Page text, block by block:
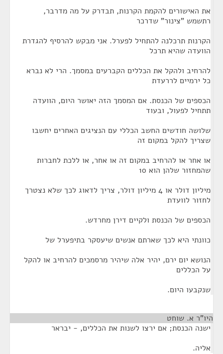
את האישורים להקמת הקרנות, תבדרק על מה מדרבר,
רתשמש "צינור" שדרכר
הקרנות תרכלנה להתחיל לפערל. אני מבקש להרסיף להגדרת
הוועדה שהיא תרכל
להרחיב ולהקל את הכללים הקברעים במסמך. הרי לא נברא
כל ירמיים לררעדת
הכספים של הכנסת. אם המסמך הזה יאושר היום, הוועדה
תתחיל לפעול, ובעוד
שלושה חודשים החשב הכללי עם הנציגים האחרים יחשבו
שצריך להקל במקום זה
או אחר או להרחיב במקום זה או אחר, או ללכת לחברות
שהמחזור שלהן הוא 10
מיליון דולר או 4 מיליון דולר, צריך לדאוג לכך שלא נצטרך
לחזור לוועדת
הכספים של הכנסת ולקיים דירן מחרדש.
כוונתי היא לכך שארתם אנשים שיעסקר בתיפערל של
הנושא יום ירם, יהיר אלה שיהיר מרסמכים להרחיב או להקל
על הכללים
שנקבעו היום.
היו"ר א. שוחט
ישנה הכנסת; אם ירצו לשנות את הכללים, - יבראר
אליה.